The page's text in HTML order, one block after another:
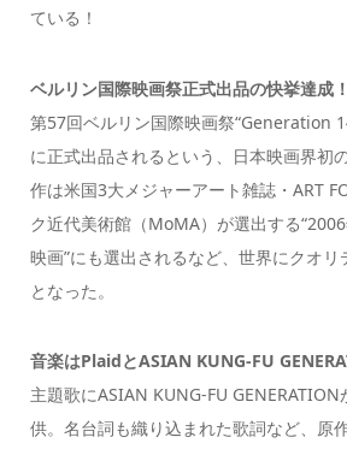
ている！
ベルリン国際映画祭正式出品の快挙達成！
第57回ベルリン国際映画祭“Generation
に正式出品されるという、日本映画界初
作は米国3大メジャーアート雑誌・ART
ク近代美術館（MoMA）が選出する
映画”にも選出されるなど、世界にクオ
となった。
音楽はPlaidとASIAN KUNG-FU
主題歌にASIAN KUNG-FU
供。名台詞も織り込まれた歌詞など、原